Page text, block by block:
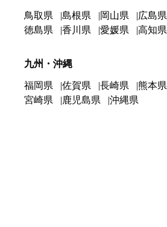
鳥取県 島根県 岡山県 広島県
徳島県
香川県 愛媛県 高知県
九州・沖縄
福岡県 佐賀県 長崎県 熊本県
宮崎県
鹿児島県 沖縄県